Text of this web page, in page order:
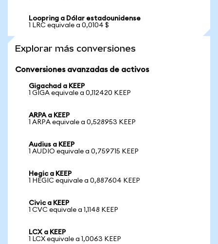
Loopring a Dólar estadounidense
1 LRC equivale a 0,0104 $
Explorar más conversiones
Conversiones avanzadas de activos
Gigachad a KEEP
1 GIGA equivale a 0,112420 KEEP
ARPA a KEEP
1 ARPA equivale a 0,528953 KEEP
Audius a KEEP
1 AUDIO equivale a 0,759715 KEEP
Hegic a KEEP
1 HEGIC equivale a 0,887604 KEEP
Civic a KEEP
1 CVC equivale a 1,1148 KEEP
LCX a KEEP
1 LCX equivale a 1,0063 KEEP